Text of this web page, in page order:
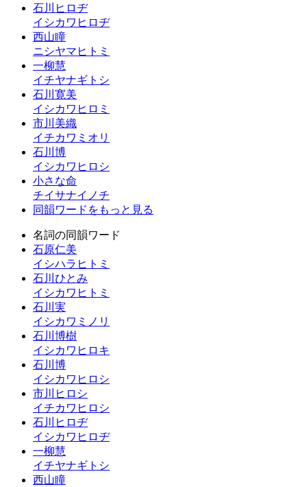
石川ヒロヂ
イシカワヒロヂ
西山瞳
ニシヤマヒトミ
一柳慧
イチヤナギトシ
石川寛美
イシカワヒロミ
市川美織
イチカワミオリ
石川博
イシカワヒロシ
小さな命
チイサナイノチ
同韻ワードをもっと見る
名詞の同韻ワード
石原仁美
イシハラヒトミ
石川ひとみ
イシカワヒトミ
石川実
イシカワミノリ
石川博樹
イシカワヒロキ
石川博
イシカワヒロシ
市川ヒロシ
イチカワヒロシ
石川ヒロヂ
イシカワヒロヂ
一柳慧
イチヤナギトシ
西山瞳